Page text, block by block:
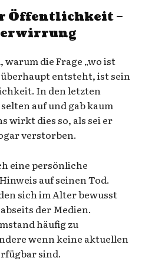
Öffentlichkeit –
die Frage „wo ist
entsteht, ist sein
In den letzten
auf und gab kaum
wirkt dies so, als sei er
verstorben.
eine persönliche
auf seinen Tod.
sich im Alter bewusst
der Medien.
häufig zu
wenn keine aktuellen
sind.